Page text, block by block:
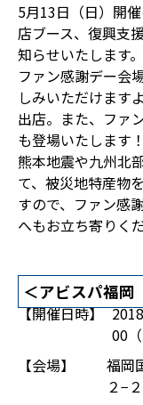
5月13日（日）開
店ブース、復興支
知らせいたします。
ファン感謝デー会
しみいただけます
出店。また、ファ
も登場いたします！
熊本地震や九州北
て、被災地特産物
すので、ファン感
へもお立ち寄りく
＜アビスパ福岡
【開催日時】
00
【会場】
福岡
２−２